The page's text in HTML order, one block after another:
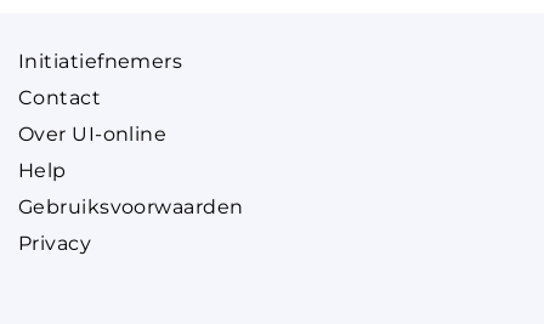
Initiatiefnemers
Contact
Over UI-online
Help
Gebruiksvoorwaarden
Privacy